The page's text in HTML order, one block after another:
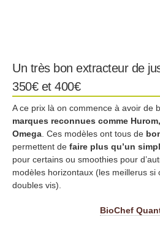
Un très bon extracteur de
350€ et 400€
A ce prix là on commence à avoir de
marques reconnues comme
Omega . Ces modèles ont tous de
permettent de faire plus qu’un
pour certains ou smoothies pour
modèles horizontaux (les meillerus si
doubles vis).
BioChef